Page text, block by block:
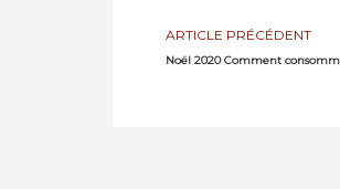
ARTICLE PRÉCÉDENT
Noël 2020 Comment